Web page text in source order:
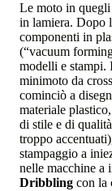
Le moto in quegli
in lamiera. Dopo
componenti in
(“vacuum
modelli e stampi.
minimoto da
cominciò a
materiale
di stile e di
troppo
stampaggio a
nelle macchine a
Dribbling con la